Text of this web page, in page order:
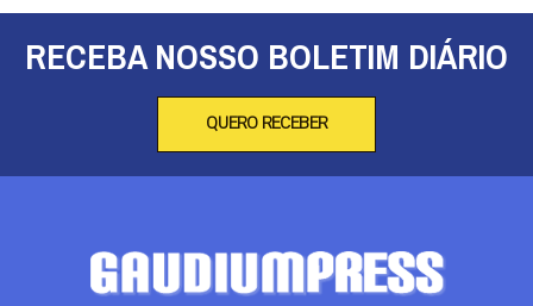
RECEBA NOSSO BOLETIM DIÁRIO
QUERO RECEBER